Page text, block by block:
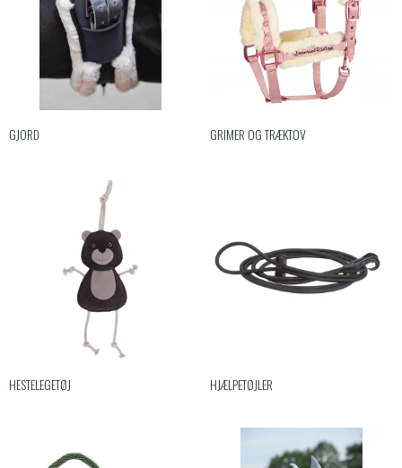
GJORD GRIMER OG TRÆKTOV
HESTELEGETØJ HJÆLPETØJLER